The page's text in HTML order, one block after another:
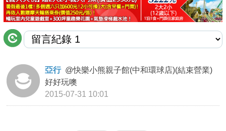
討論區
聯絡我們
APP下載
亞行 @快樂小熊親子館(中和環球店)(結束營業)
好好玩噢
2015-07-31 10:01